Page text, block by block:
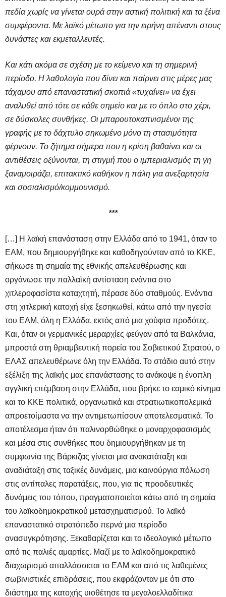
πεδία χωρίς να γίνεται ουρά στην αστική πολιτική και τα ξένα
συμφέροντα. Με λαϊκό μέτωπο για την ειρήνη απέναντι στους
δυνάστες και εκμεταλλευτές.
Και κάτι ακόμα σε σχέση με το κείμενο και τη σημερινή
περίοδο. Η λαθολογία που δίνει και παίρνει στις μέρες μας
τάχαμου από επαναστατική σκοπιά «τυχαίνει» να έχει
αναλυθεί από τότε σε κάθε σημείο και με το όπλο στο χέρι,
σε δύσκολες συνθήκες. Οι μπαρουτοκαπνισμένοι της
γραφής με το δάχτυλο σηκωμένο μόνο τη στασιμότητα
φέρνουν. Το ζήτημα σήμερα που η κρίση βαθαίνει και οι
αντιθέσεις οξύνονται, τη στιγμή που ο ιμπεριαλισμός τη γη
ξαναμοιράζει, επιτακτικό καθήκον η πάλη για ανεξαρτησία
και σοσιαλισμό/κομμουνισμό.
***
[…] Η λαϊκή επανάσταση στην Ελλάδα από το 1941, όταν το
ΕΑΜ, που δημιουργήθηκε και καθοδηγούνταν από το ΚΚΕ,
σήκωσε τη σημαία της εθνικής απελευθέρωσης και
οργάνωσε την παλλαϊκή αντίσταση ενάντια στο
χιτλεροφασίστα καταχτητή, πέρασε δύο σταθμούς. Ενάντια
στη χιτλερική κατοχή είχε ξεσηκωθεί, κάτω από την ηγεσία
του ΕΑΜ, όλη η Ελλάδα, εκτός από μια χούφτα προδότες.
Και, όταν οι γερμανικές μεραρχίες φεύγαν από τα Βαλκάνια,
μπροστά στη θριαμβευτική πορεία του Σοβιετικού Στρατού, ο
ΕΛΑΣ απελευθέρωνε όλη την Ελλάδα. Το στάδιο αυτό στην
εξέλιξη της λαϊκής μας επανάστασης το ανάκοψε η ένοπλη
αγγλική επέμβαση στην Ελλάδα, που βρήκε το εαμικό κίνημα
και το ΚΚΕ πολιτικά, οργανωτικά και στρατιωτικοπολεμικά
απροετοίμαστα να την αντιμετωπίσουν αποτελεσματικά. Το
αποτέλεσμα ήταν ότι παλινορθώθηκε ο μοναρχοφασισμός
και μέσα στις συνθήκες που δημιουργήθηκαν με τη
συμφωνία της Βάρκιζας γίνεται μια ανακατάταξη και
αναδιάταξη στις ταξικές δυνάμεις, μια καινούργια πόλωση
στις αντίπαλες παρατάξεις, που, για τις προοδευτικές
δυνάμεις του τόπου, πραγματοποιείται κάτω από τη σημαία
του λαϊκοδημοκρατικού μετασχηματισμού. Το λαϊκό
επαναστατικό στρατόπεδο περνά μια περίοδο
ανασυγκρότησης. Ξεκαθαρίζεται και το ιδεολογικό μέτωπο
από τις παλιές αμαρτίες. Μαζί με το λαϊκοδημοκρατικό
διαχωρισμό απαλλάσσεται το ΕΑΜ και από τις λαθεμένες
σωβινιστικές επιδράσεις, που εκφράζονταν με ότι στο
διάστημα της κατοχής υιοθέτησε τα μεγαλοελλαδίτικα